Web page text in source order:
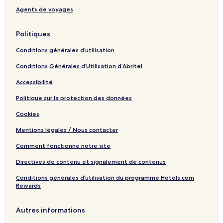
u
c
o
m
m
o
a
i
n
c
o
b
y
H
i
t
n
l
e
C
a
m
p
s
c
o
m
m
o
a
t
o
n
Agents de voyages
Politiques
Conditions générales d’utilisation
Conditions Générales d’Utilisation d’Abritel
Accessibilité
Politique sur la protection des données
Cookies
Mentions légales / Nous contacter
Comment fonctionne notre site
Directives de contenu et signalement de contenus
Conditions générales d’utilisation du programme Hotels.com
Rewards
Autres informations